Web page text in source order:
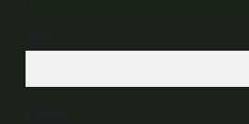
İsim*
E-Posta*